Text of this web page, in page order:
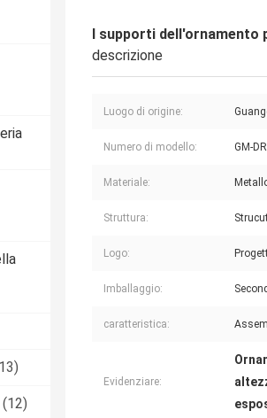
(12)
I supporti
descrizione
Luogo di origine:
Numero di modello: GM-
Materiale:
Struttura:
Logo:
Imballaggio:
caratteristica:
Evidenziare: